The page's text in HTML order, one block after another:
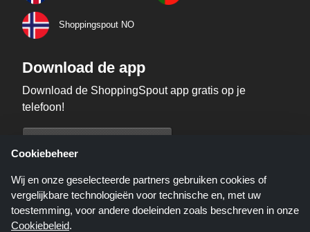
Shoppingspout NO
Download de app
Download de ShoppingSpout app gratis op je
telefoon!
Cookiebeheer
Wij en onze geselecteerde partners gebruiken cookies of
vergelijkbare technologieën voor technische en, met uw
toestemming, voor andere doeleinden zoals beschreven in onze
Cookiebeleid.